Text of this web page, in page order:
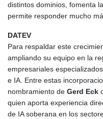
distintos dominios, fomenta
permite responder mucho
DATEV
Para respaldar este
ampliando su equipo en la
empresariales
e IA. Entre estas
nombramiento de Gerd Eck
quien aporta experiencia
de IA soberana en los